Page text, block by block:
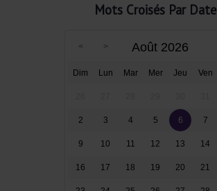
Mots Croisés Par Date
Août 2026
Dim Lun Mar Mer Jeu Ven
2 3 4 5 6 7
9 10 11 12 13 14
16 17 18 19 20 21